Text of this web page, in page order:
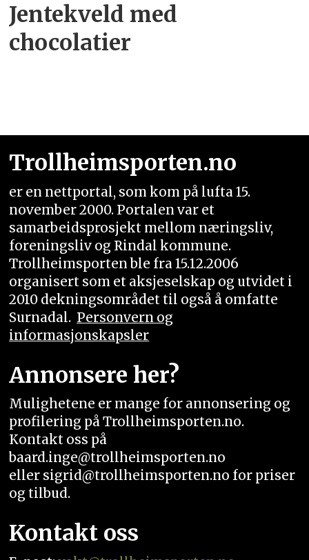
Jentekveld med
chocolatier
Trollheimsporten.no
er en nettportal, som kom på lufta 15.
november 2000. Portalen var et
samarbeidsprosjekt mellom næringsliv,
foreningsliv og Rindal kommune.
Trollheimsporten ble fra 15.12.2006
organisert som et aksjeselskap og utvidet i
2010 dekningsområdet til også å omfatte
Surnadal. Personvern og
informasjonskapsler
Annonsere her?
Mulighetene er mange for annonsering og
profilering på Trollheimsporten.no.
Kontakt oss på
baard.inge@trollheimsporten.no
eller sigrid@trollheimsporten.no for priser
og tilbud.
Kontakt oss